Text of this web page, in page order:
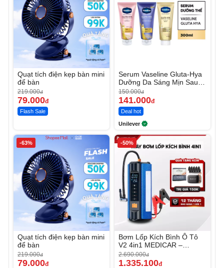
Quạt tích điện kẹp bàn mini
để bàn
219.000đ
79.000đ
Flash Sale
Serum Vaseline Gluta-Hya
Dưỡng Da Sáng Mịn Sau 7
Ngày
150.000đ
141.000đ
Deal hot
Unilever
-63%
Quạt tích điện kẹp bàn mini
để bàn
219.000đ
79.000đ
-50%
Bơm Lốp Kích Bình Ô Tô
V2 4in1 MEDICAR –
12.000mAh
2.690.000đ
1.335.100đ